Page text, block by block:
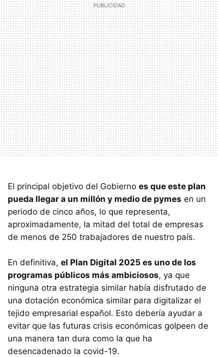
El principal objetivo del Gobierno es que este plan
pueda llegar a un millón y medio de pymes en un
periodo de cinco años, lo que representa,
aproximadamente, la mitad del total de empresas
de menos de 250 trabajadores de nuestro país.
En definitiva, el Plan Digital 2025 es uno de los
programas públicos más ambiciosos, ya que
ninguna otra estrategia similar había disfrutado de
una dotación económica similar para digitalizar el
tejido empresarial español. Esto debería ayudar a
evitar que las futuras crisis económicas golpeen de
una manera tan dura como la que ha
desencadenado la covid-19.